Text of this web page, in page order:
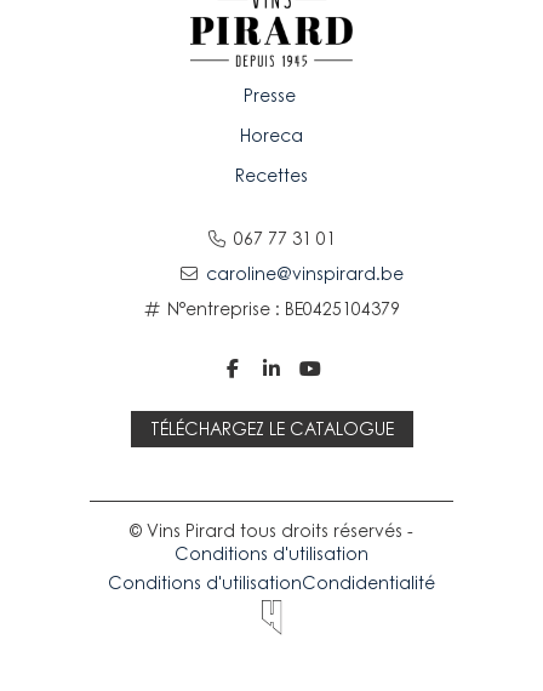
067 77 31 01
caroline@vinspirard.be
N°entreprise : BE0425104379
Presse
Horeca
Recettes
  
TÉLÉCHARGEZ LE CATALOGUE
© Vins Pirard tous droits réservés -
Conditions d'utilisation
Conditions d'utilisationCondidentialité